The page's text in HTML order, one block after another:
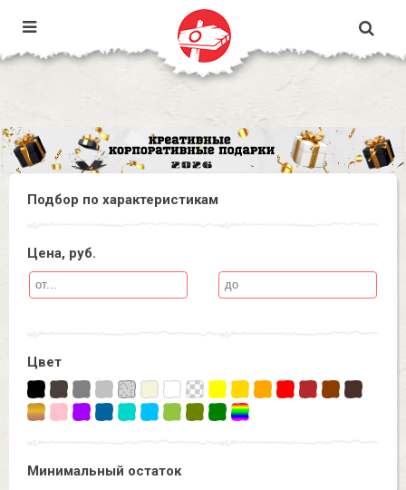
Подбор по характеристикам
Цена, руб.
Цвет
Минимальный остаток